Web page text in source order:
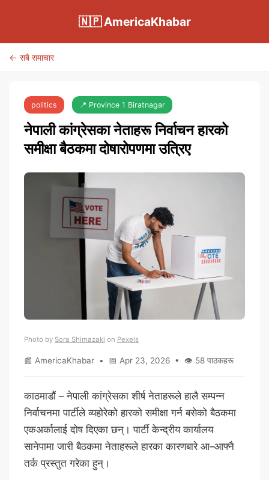
🇳🇵 AmericaKhabar
← सबै समाचार
politics 📍 Province 1 Biratnagar
नेपाली कांग्रेसका नेताहरू निर्वाचन हारको
समीक्षा बैठकमा दोषारोपणमा उत्रिए
Photo by Sora Shimazaki on Pexels
📰 AmericaKhabar • 📅 Apr 23, 2026 • 👁 58 पाठकहरू
काठमाडौं – नेपाली कांग्रेसका शीर्ष नेताहरूले हालै सम्पन्न
निर्वाचनमा पार्टीले व्यहोरेको हारको समीक्षा गर्न बसेको बैठकमा
एकअर्कालाई दोष दिएका छन्। पार्टी केन्द्रीय कार्यालय
सानेपामा जारी बैठकमा नेताहरूले हारका कारणबारे आ–आफ्नै
तर्क प्रस्तुत गरेका हुन्।